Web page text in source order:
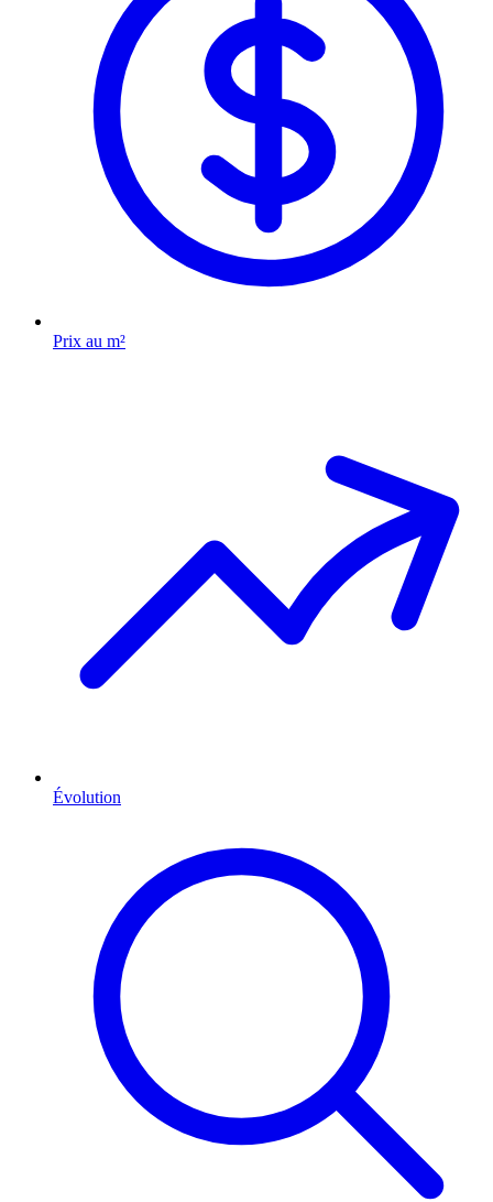
Prix au m²
Évolution